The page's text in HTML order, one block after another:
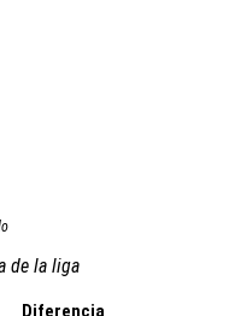
de la liga
Diferencia